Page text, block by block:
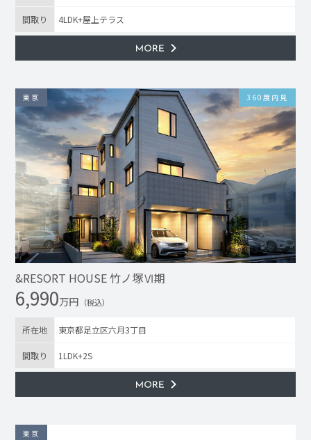
間取り 4LDK+屋上テラス
東京 360度内見
&RESORT HOUSE 竹ノ塚Ⅵ期
6,990万円 （税込）
所在地 東京都足立区六月3丁目
間取り 1LDK+2S
東京